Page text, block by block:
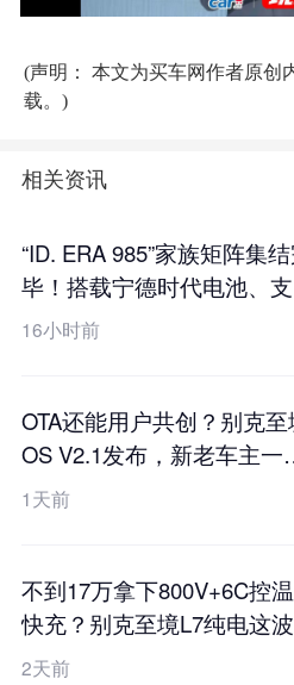
(声明： 本文为买车网作者原创
载。)
相关资讯
“ID. ERA 985”家族矩阵集
毕！搭载宁德时代电池、
真端到端全场景L2++城市
16小时前
OTA还能用户共创？别克至
OS V2.1发布，新老车主一
同仁
1天前
不到17万拿下800V+6C控
快充？别克至境L7纯电这
补预售权益价直接杀疯！
2天前